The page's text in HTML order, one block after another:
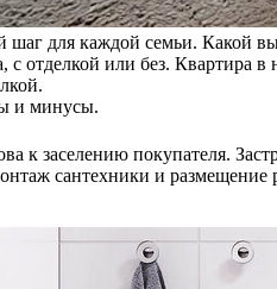
для каждой семьи. Какой
отделкой или без. Квартира в
и минусы.
к заселению покупателя.
сантехники и размещение